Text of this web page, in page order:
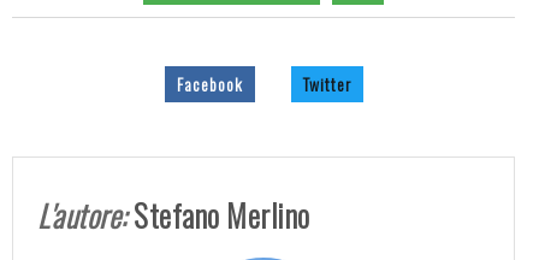
Facebook Twitter
L'autore:Stefano Merlino